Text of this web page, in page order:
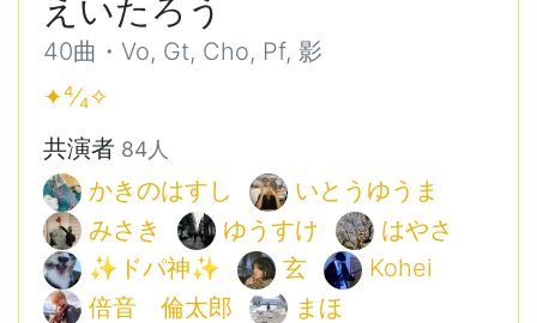
えいたろう
40曲・Vo, Gt, Cho, Pf, 影
✦⁴⁄₄✧
共演者 84人
かきのはすし
いとうゆうま
みさき
ゆうすけ
はやさ
✨ドパ神✨
玄
Kohei
倍音 倫太郎
まほ